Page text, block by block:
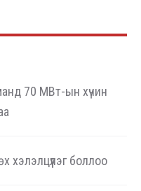
70 МВт-ын хүчин
хэлэлцүүлэг боллоо